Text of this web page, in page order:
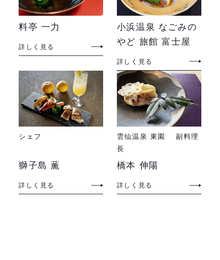
料亭 一力
詳しく見る
小浜温泉 なごみの
やど 旅館 富士屋
詳しく見る
シェフ
獅子島 薫
詳しく見る
雲仙温泉 東園 副料理
長
橋本 伸陽
詳しく見る